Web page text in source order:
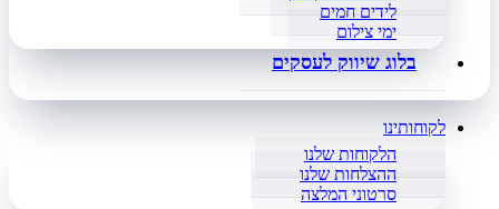
לידים חמים
ימי צילום
בלוג שיווק לעסקים
לקוחותינו
הלקוחות שלנו
ההצלחות שלנו
סרטוני המלצה